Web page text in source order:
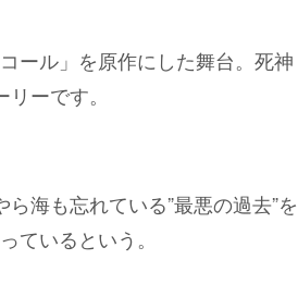
ール」を原作にした舞台。死神
ーです。
海も忘れている”最悪の過去”を
いるという。